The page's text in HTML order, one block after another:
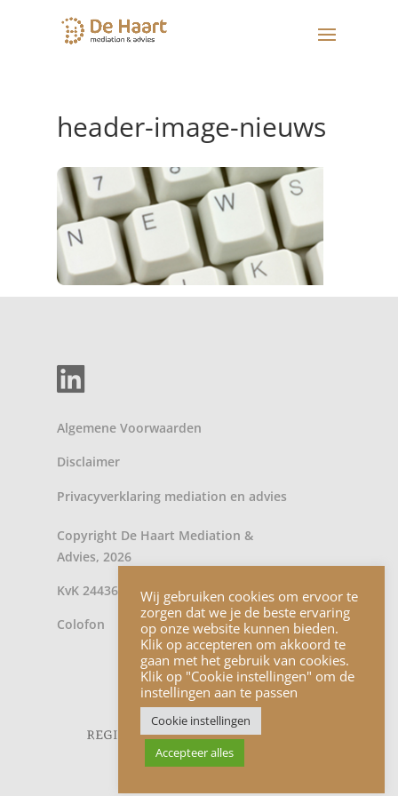
header-image-nieuws
Algemene Voorwaarden
Disclaimer
Privacyverklaring mediation en advies
Copyright De Haart Mediation &
Advies, 2026
KvK 24436902
Colofon
Wij gebruiken cookies om ervoor te
zorgen dat we je de beste ervaring
op onze website kunnen bieden.
Klik op accepteren om akkoord te
gaan met het gebruik van cookies.
Klik op "Cookie instellingen" om de
instellingen aan te passen
Cookie instellingen
Accepteer alles